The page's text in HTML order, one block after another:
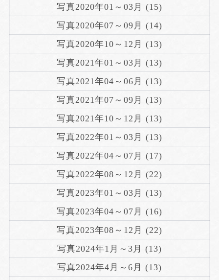
写真2020年01～03月 (15)
写真2020年07～09月 (14)
写真2020年10～12月 (13)
写真2021年01～03月 (13)
写真2021年04～06月 (13)
写真2021年07～09月 (13)
写真2021年10～12月 (13)
写真2022年01～03月 (13)
写真2022年04～07月 (17)
写真2022年08～12月 (22)
写真2023年01～03月 (13)
写真2023年04～07月 (16)
写真2023年08～12月 (22)
写真2024年1月～3月 (13)
写真2024年4月～6月 (13)